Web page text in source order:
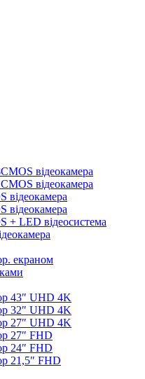
відеокамера
відеокамера
відеокамера
відеокамера
+ LED відеосистема
екраном
43″ UHD 4K
32″ UHD 4K
27″ UHD 4K
27″ FHD
24″ FHD
21,5″ FHD